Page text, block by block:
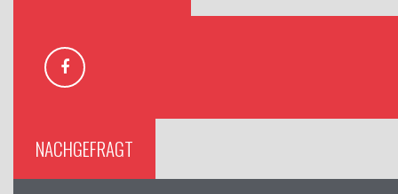
NACHGEFRAGT